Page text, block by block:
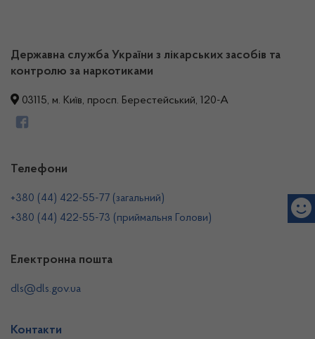
Державна служба України з лікарських засобів та
контролю за наркотиками
03115, м. Київ, просп. Берестейський, 120-А
Телефони
+380 (44) 422-55-77 (загальний)
+380 (44) 422-55-73 (приймальня Голови)
Електронна пошта
dls@dls.gov.ua
Контакти